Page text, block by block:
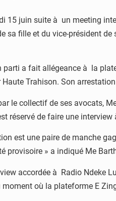
15 juin suite à un meeting
sa fille et du vice-président
parti a fait allégeance à la
Trahison. Son
le collectif de ses avocats,
réservé de faire une
est une paire de manche
provisoire » a indiqué Me
accordée à Radio Ndeke
moment où la plateforme E